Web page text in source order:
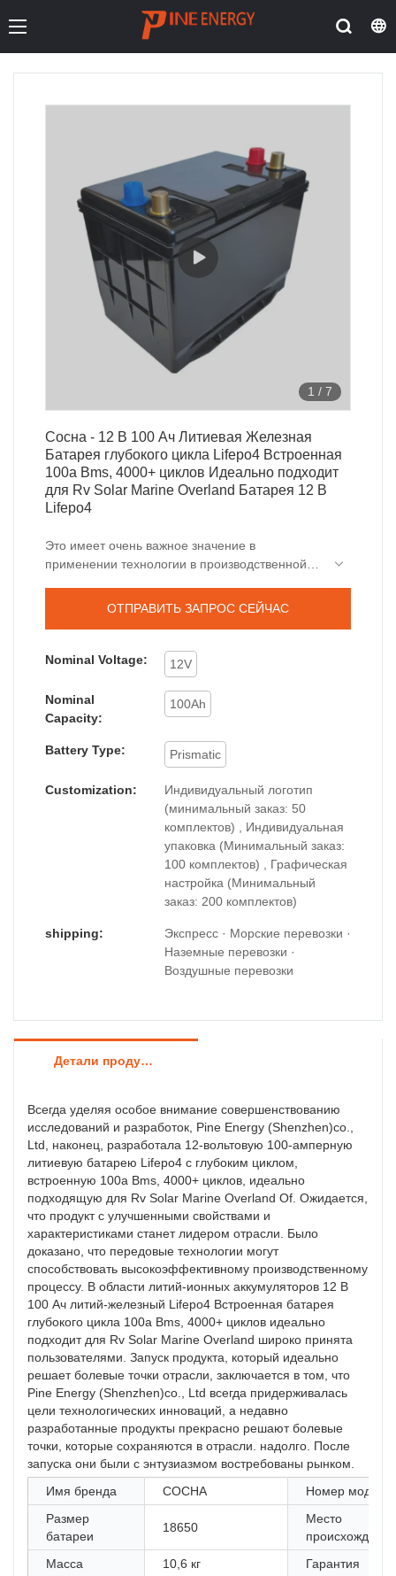
1 / 7
Сосна - 12 В 100 Ач Литиевая Железная
Батарея глубокого цикла Lifepo4 Встроенная
100a Bms, 4000+ циклов Идеально подходит
для Rv Solar Marine Overland Батарея 12 В
Lifepo4
Это имеет очень важное значение в
применении технологии в производственной
ионной батареи Lifepo4 со встроенным
Solar Marine Overland. В области литий-ионных
аккумуляторов , продукт широко принят.
ОТПРАВИТЬ ЗАПРОС СЕЙЧАС
Nominal Voltage: 12V
Nominal
Capacity:
100Ah
Battery Type: Prismatic
Customization:
Индивидуальный логотип
(минимальный заказ: 50
комплектов) , Индивидуальная
упаковка (Минимальный заказ:
100 комплектов) , Графическая
настройка (Минимальный
заказ: 200 комплектов)
shipping:
Экспресс · Морские перевозки ·
Наземные перевозки ·
Воздушные перевозки
Детали продуктов
Всегда уделяя особое внимание совершенствованию
исследований и разработок, Pine Energy (Shenzhen)co.,
Ltd, наконец, разработала 12-вольтовую 100-амперную
литиевую батарею Lifepo4 с глубоким циклом,
встроенную 100a Bms, 4000+ циклов, идеально
подходящую для Rv Solar Marine Overland Of. Ожидается,
что продукт с улучшенными свойствами и
характеристиками станет лидером отрасли. Было
доказано, что передовые технологии могут
способствовать высокоэффективному производственному
процессу. В области литий-ионных аккумуляторов 12 В
100 Ач литий-железный Lifepo4 Встроенная батарея
глубокого цикла 100a Bms, 4000+ циклов идеально
подходит для Rv Solar Marine Overland широко принята
пользователями. Запуск продукта, который идеально
решает болевые точки отрасли, заключается в том, что
Pine Energy (Shenzhen)co., Ltd всегда придерживалась
цели технологических инноваций, а недавно
разработанные продукты прекрасно решают болевые
точки, которые сохраняются в отрасли. надолго. После
запуска они были с энтузиазмом востребованы рынком.
Имя бренда
СОСНА
Номер модели
Размер
батареи
18650
Место
происхождения
Масса
10,6 кг Гарантия